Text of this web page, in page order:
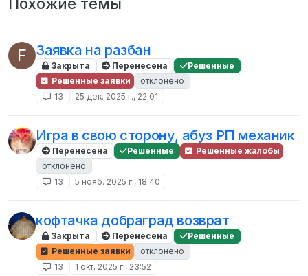
F Заявка на разбан
Закрыта Перенесена
Решенные
Решенные заявки
отклонено
13
25 дек. 2025 г., 22:01
Игра в свою сторону, абуз РП механик
Перенесена Решенные
Решенные жалобы
отклонено
13
5 нояб. 2025 г., 18:40
кофтачка добраград возврат
Закрыта Перенесена
Решенные
Решенные заявки
отклонено
13
1 окт. 2025 г., 23:52